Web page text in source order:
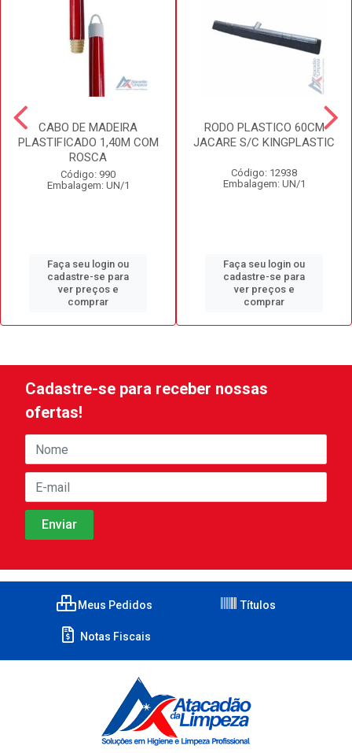
CABO DE MADEIRA
PLASTIFICADO 1,40M COM
ROSCA
Código: 990
Embalagem: UN/1
Faça seu login ou
cadastre-se para
ver preços e
comprar
RODO PLASTICO 60CM
JACARE S/C KINGPLASTIC
Código: 12938
Embalagem: UN/1
Faça seu login ou
cadastre-se para
ver preços e
comprar
Cadastre-se para receber nossas
ofertas!
Meus Pedidos Títulos
Notas Fiscais